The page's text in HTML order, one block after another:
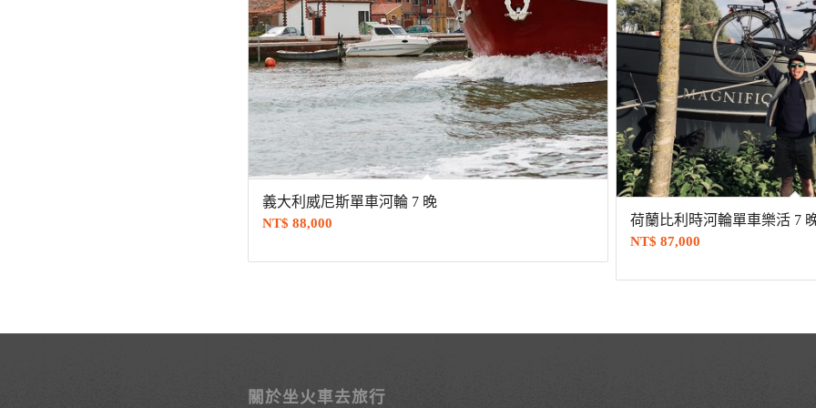
義大利威尼斯單車河輪 7 晚
NT$ 88,000 荷蘭比利時河輪單車樂活 7
NT$ 87,000
關於坐火車去旅行